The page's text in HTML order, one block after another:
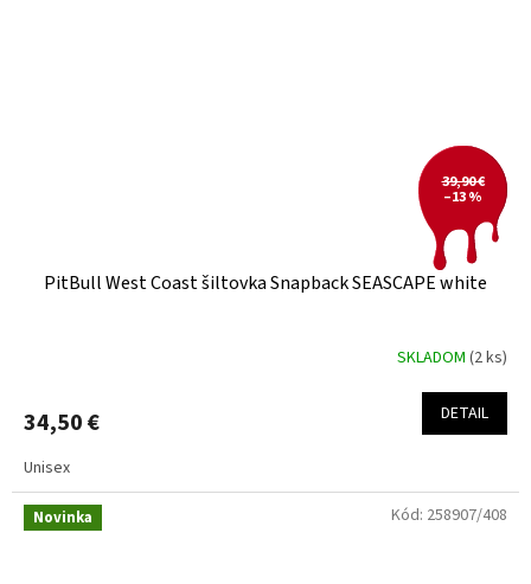
39,90 €
–13 %
PitBull West Coast šiltovka Snapback SEASCAPE white
SKLADOM (2 ks)
34,50 € DETAIL
Unisex
Novinka Kód: 258907/408